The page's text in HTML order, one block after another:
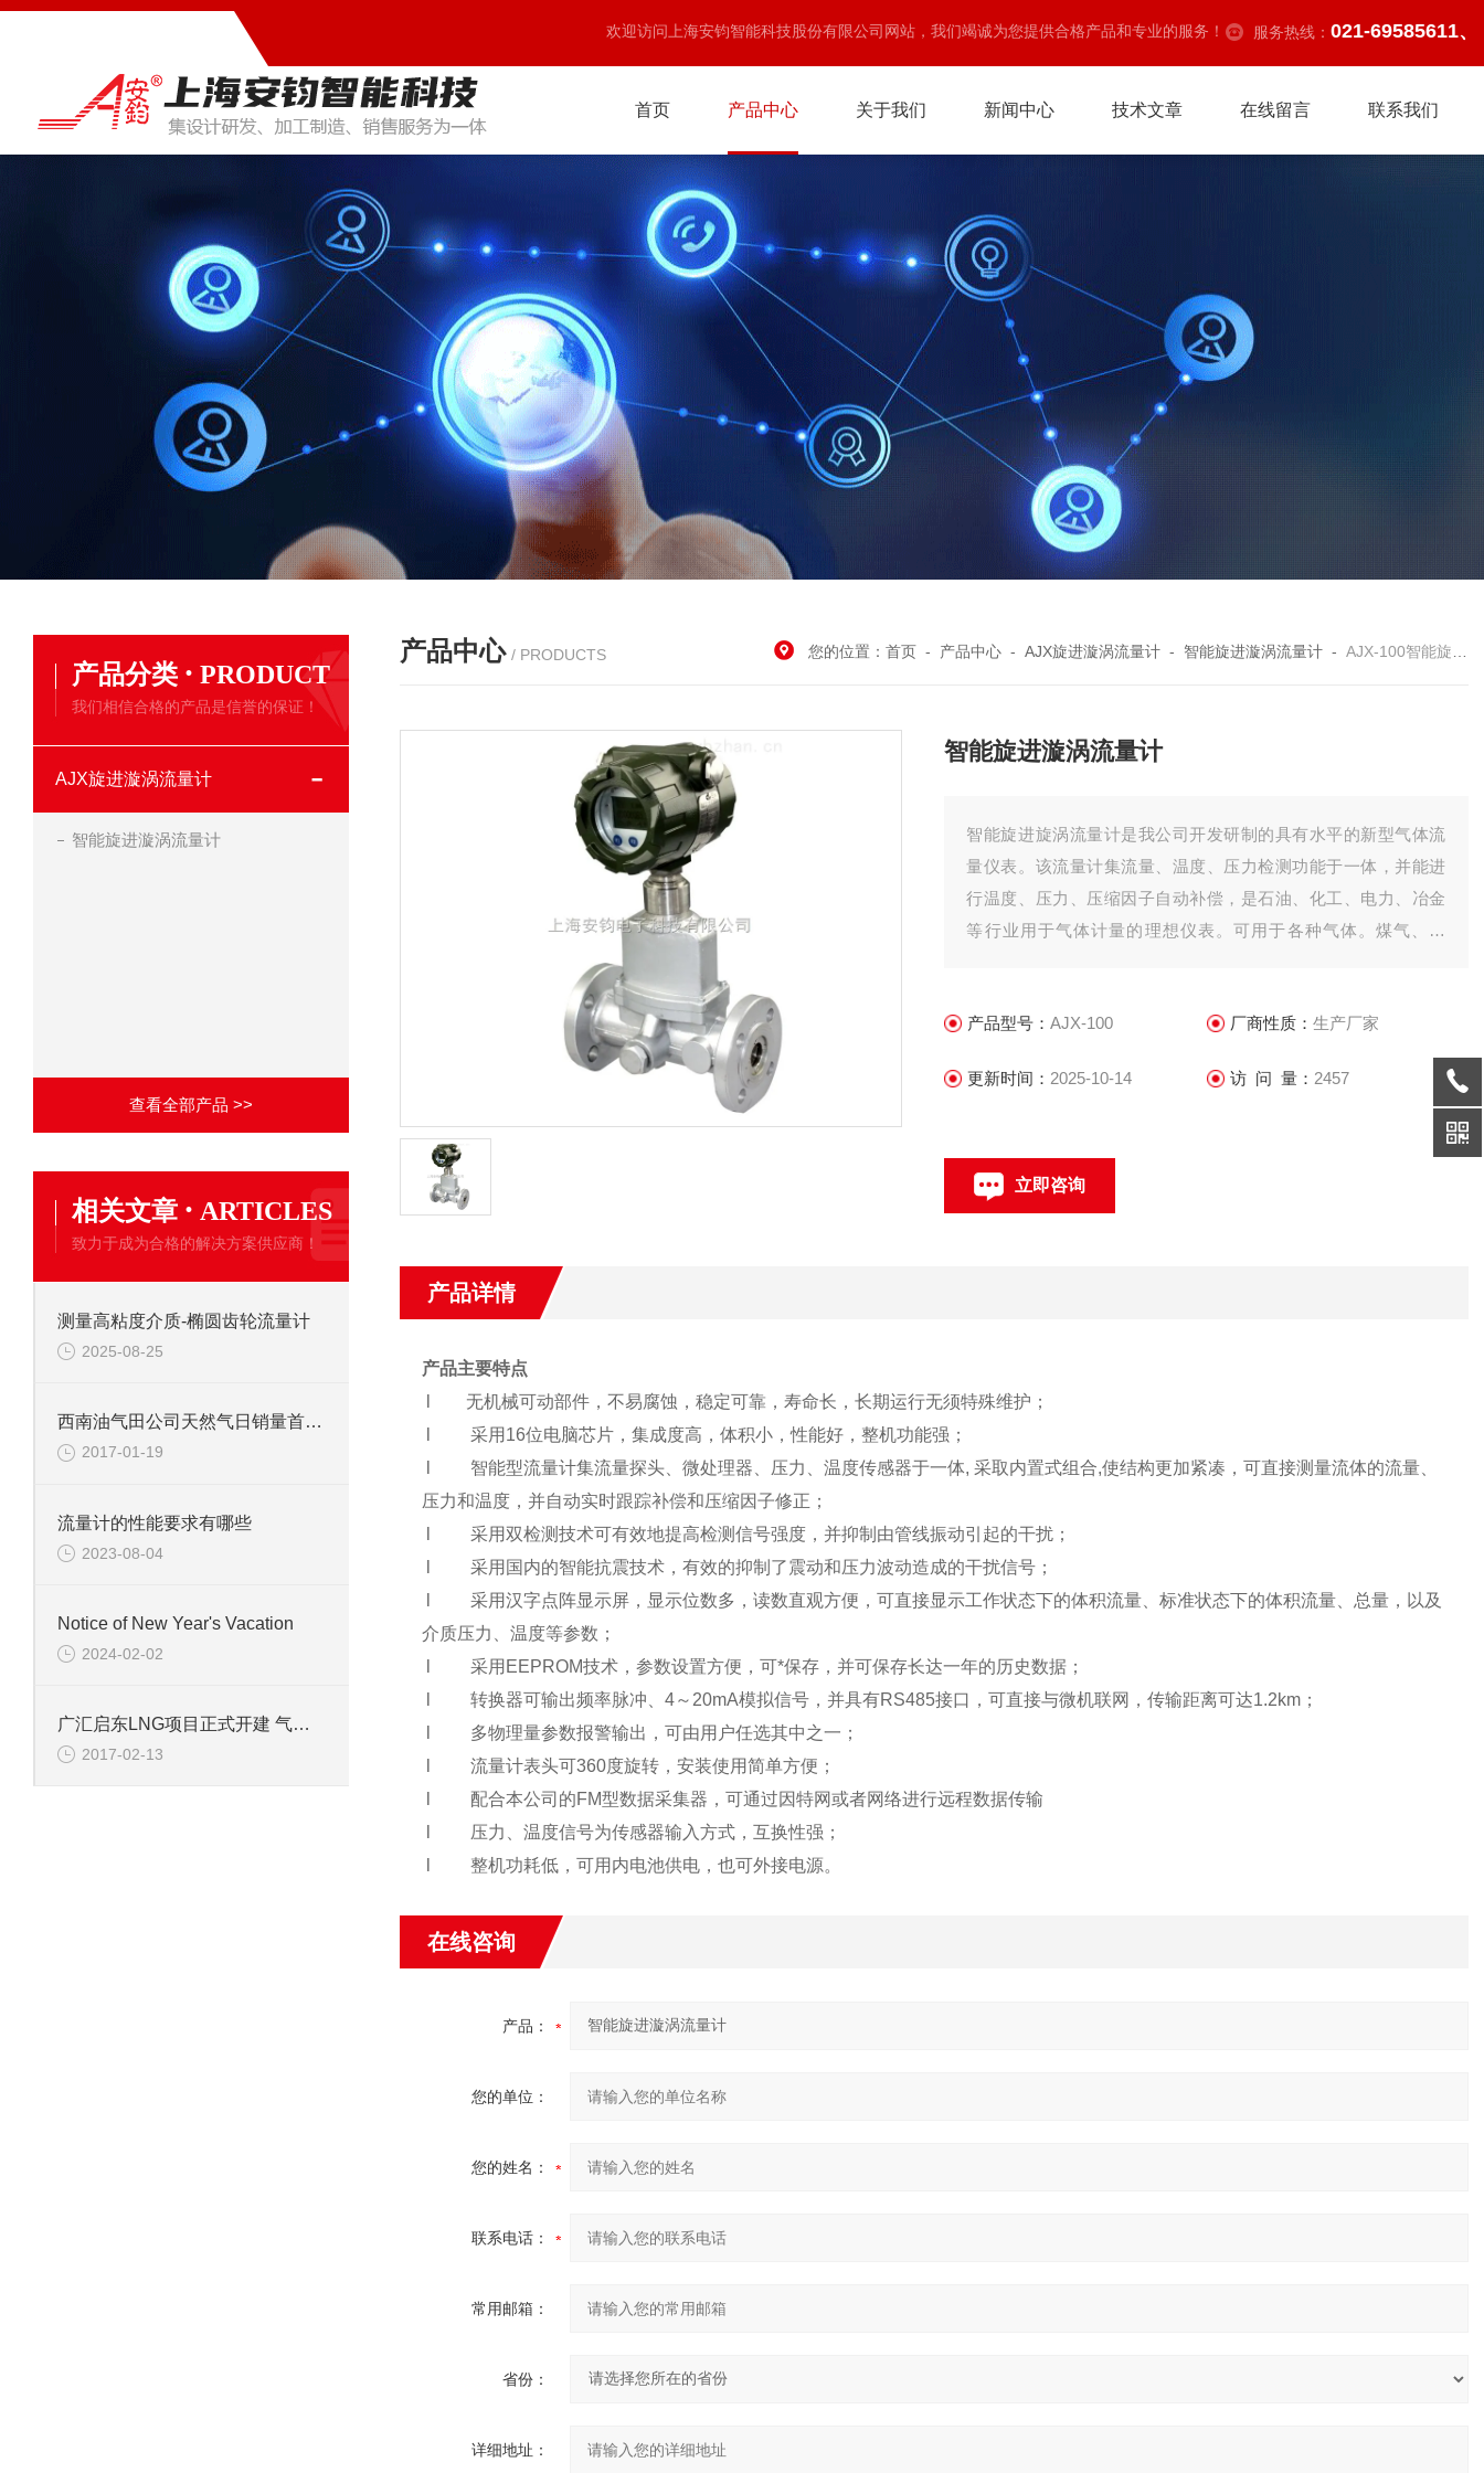
欢迎访问上海安钧智能科技股份有限公司网站，我们竭诚为您提供合格产品和专业的服务！ 服务热线： 021-69585611、
首页 产品中心 关于我们 新闻中心 技术文章 在线留言 联系我们
产品分类 · PRODUCT
我们相信合格的产品是信誉的保证！
AJX旋进漩涡流量计
智能旋进漩涡流量计
查看全部产品 >>
相关文章 · ARTICLES
致力于成为合格的解决方案供应商！
测量高粘度介质-椭圆齿轮流量计
2025-08-25
西南油气田公司天然气日销量首破7000万方
2017-01-19
流量计的性能要求有哪些
2023-08-04
Notice of New Year's Vacation
2024-02-02
广汇启东LNG项目正式开建 气价市场化再进一步
2017-02-13
产品中心 / PRODUCTS 您的位置：首页 - 产品中心 -AJX旋进漩涡流量计 - 智能旋进漩涡流量计 -AJX-100智能旋进漩涡流量计
智能旋进漩涡流量计
智能旋进旋涡流量计是我公司开发研制的具有水平的新型气体流
量仪表。该流量计集流量、温度、压力检测功能于一体，并能进
行温度、压力、压缩因子自动补偿，是石油、化工、电力、冶金
等行业用于气体计量的理想仪表。可用于各种气体。煤气、空
氧化硫、氨气等等
产品型号：AJX-100 厂商性质： 生产厂家
更新时间： 2025-10-14 访 问 量： 2457
立即咨询
产品详情
产品主要特点
无机械可动部件，不易腐蚀，稳定可靠，寿命长，长期运行无须特殊维护；
l 采用16位电脑芯片，集成度高，体积小，性能好，整机功能强；
l 智能型流量计集流量探头、微处理器、压力、温度传感器于一体, 采取内置式组合,使结构更加紧凑，可直接测量流体的流量、
压力和温度，并自动实时跟踪补偿和压缩因子修正；
l 采用双检测技术可有效地提高检测信号强度，并抑制由管线振动引起的干扰；
l 采用国内的智能抗震技术，有效的抑制了震动和压力波动造成的干扰信号；
l 采用汉字点阵显示屏，显示位数多，读数直观方便，可直接显示工作状态下的体积流量、标准状态下的体积流量、总量，以及
介质压力、温度等参数；
l 采用EEPROM技术，参数设置方便，可*保存，并可保存长达一年的历史数据；
l 转换器可输出频率脉冲、4～20mA模拟信号，并具有RS485接口，可直接与微机联网，传输距离可达1.2km；
l 多物理量参数报警输出，可由用户任选其中之一；
l 流量计表头可360度旋转，安装使用简单方便；
l 配合本公司的FM型数据采集器，可通过因特网或者网络进行远程数据传输
l 压力、温度信号为传感器输入方式，互换性强；
l 整机功耗低，可用内电池供电，也可外接电源。
在线咨询
产品：
您的单位：
您的姓名：
联系电话：
常用邮箱：
省份：
详细地址：